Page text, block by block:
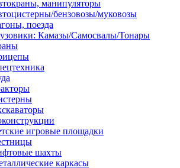
манипуляторы
бензовозы/муковозы
поезда
Камазы/Самосвалы/Тонары
игровые площадки
шахты
каркасы